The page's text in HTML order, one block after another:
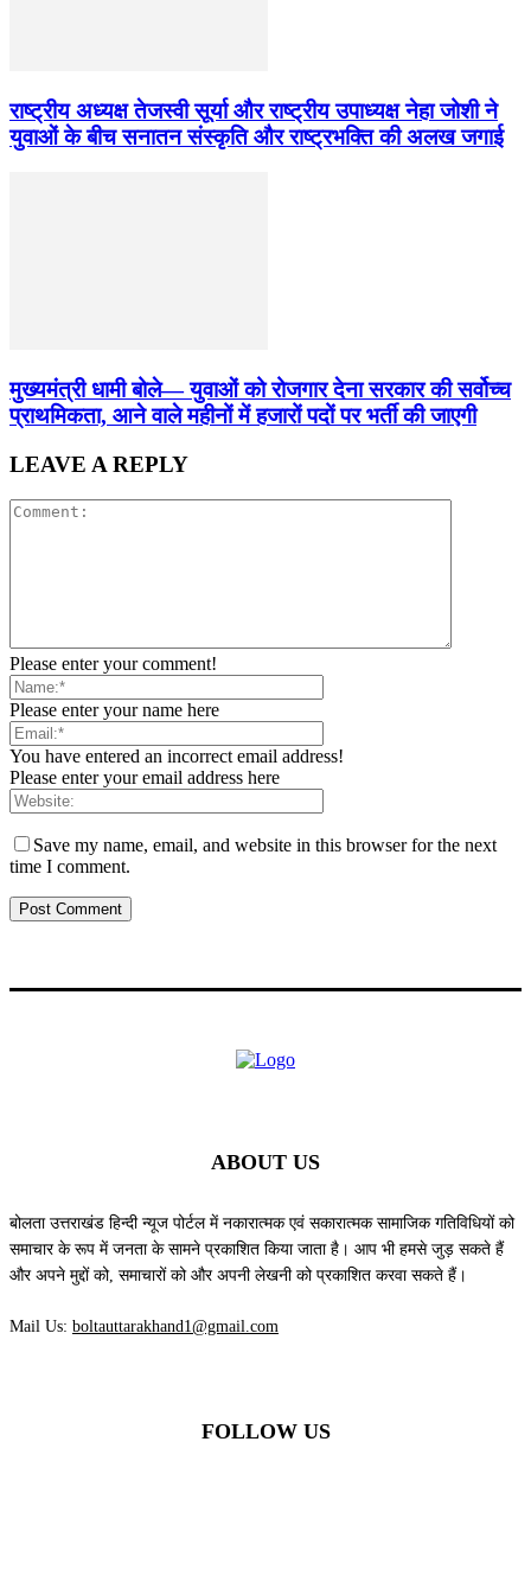
राष्ट्रीय अध्यक्ष तेजस्वी सूर्या और राष्ट्रीय उपाध्यक्ष नेहा जोशी ने
युवाओं के बीच सनातन संस्कृति और राष्ट्रभक्ति की अलख जगाई
मुख्यमंत्री धामी बोले— युवाओं को रोजगार देना सरकार की सर्वोच्च
प्राथमिकता, आने वाले महीनों में हजारों पदों पर भर्ती की जाएगी
LEAVE A REPLY
Please enter your comment!
Please enter your name here
You have entered an incorrect email address!
Please enter your email address here
Save my name, email, and website in this browser for the next
time I comment.
ABOUT US
बोलता उत्तराखंड हिन्दी न्यूज पोर्टल में नकारात्मक एवं सकारात्मक सामाजिक गतिविधियों को
समाचार के रूप में जनता के सामने प्रकाशित किया जाता है। आप भी हमसे जुड़ सकते हैं
और अपने मुद्दों को, समाचारों को और अपनी लेखनी को प्रकाशित करवा सकते हैं।
Mail Us: boltauttarakhand1@gmail.com
FOLLOW US